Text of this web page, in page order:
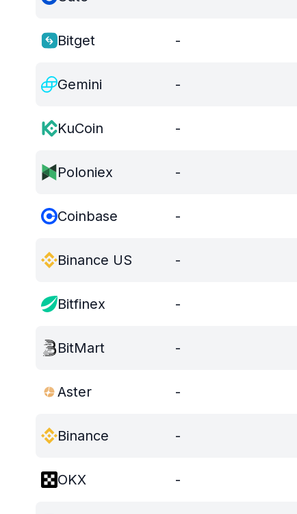
Bitget -
Gemini -
KuCoin -
Poloniex -
Coinbase -
Binance US -
Bitfinex -
BitMart -
Aster -
Binance -
OKX -